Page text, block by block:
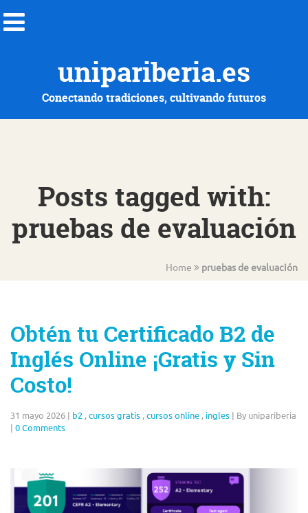
unipariberia.es
Conectando tradiciones, cultivando futuros
Posts tagged with:
pruebas de evaluación
Home pruebas de evaluación
Obtén tu Certificado B2 de
Inglés Online ¡Gratis y Sin
Costo!
31 mayo 2026 | b2 ,cursos gratis ,cursos online , ingles | By unipariberia
| 0 Comments